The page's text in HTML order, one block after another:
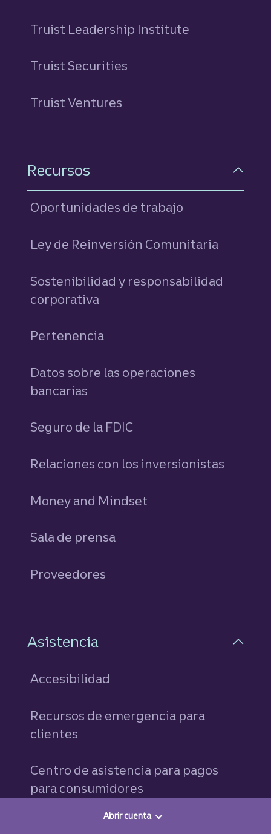
Abrir cuenta
Truist Leadership Institute
Truist Securities
Truist Ventures
Recursos
Oportunidades de trabajo
Ley de Reinversión Comunitaria
Sostenibilidad y responsabilidad
corporativa
Pertenencia
Datos sobre las operaciones
bancarias
Seguro de la FDIC
Relaciones con los inversionistas
Money and Mindset
Sala de prensa
Proveedores
Asistencia
Accesibilidad
Recursos de emergencia para
clientes
Centro de asistencia para pagos
para consumidores